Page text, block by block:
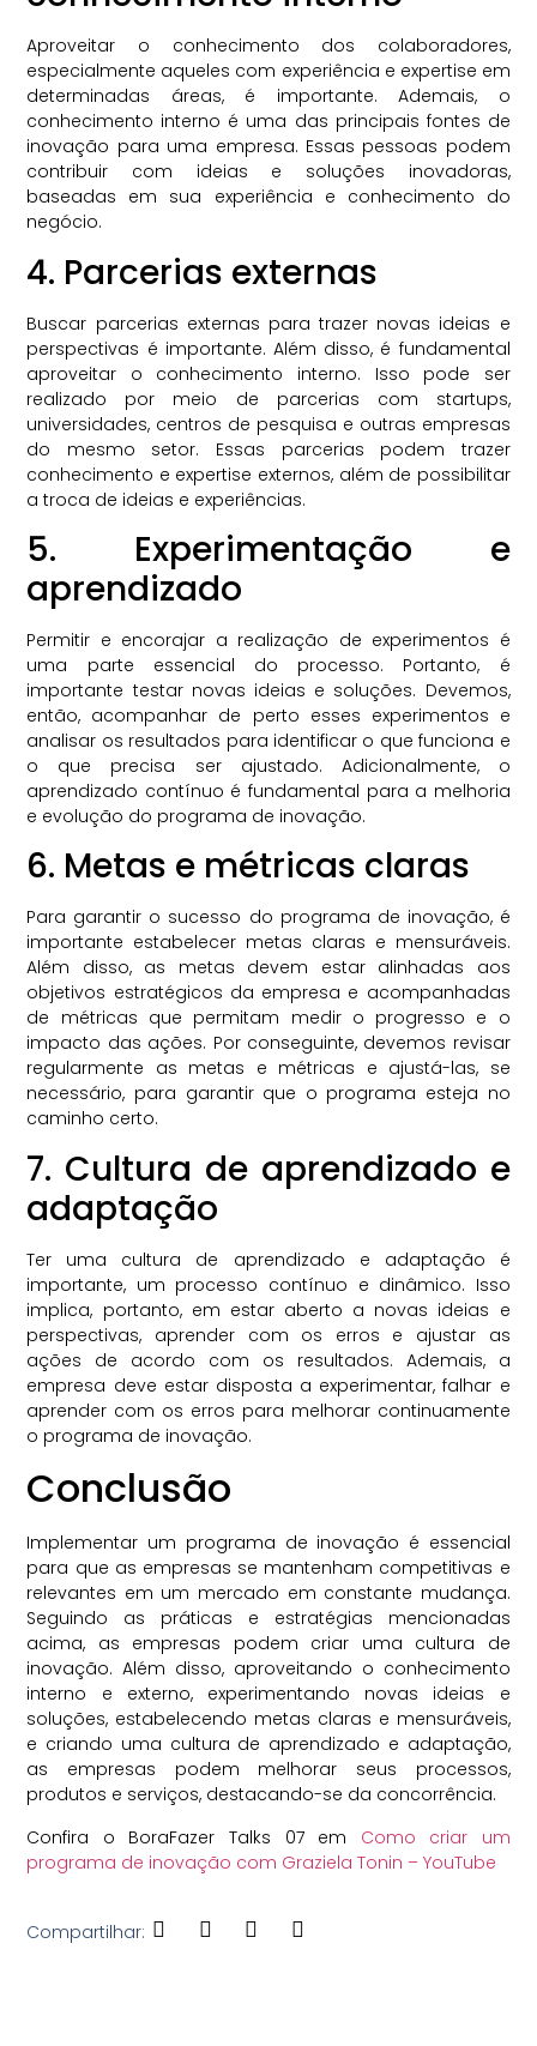
Aproveitar o conhecimento dos colaboradores,
especialmente aqueles com experiência e expertise em
determinadas áreas, é importante. Ademais, o
conhecimento interno é uma das principais fontes de
inovação para uma empresa. Essas pessoas podem
contribuir com ideias e soluções inovadoras,
baseadas em sua experiência e conhecimento do
negócio.
4. Parcerias externas
Buscar parcerias externas para trazer novas ideias e
perspectivas é importante. Além disso, é fundamental
aproveitar o conhecimento interno. Isso pode ser
realizado por meio de parcerias com startups,
universidades, centros de pesquisa e outras empresas
do mesmo setor. Essas parcerias podem trazer
conhecimento e expertise externos, além de possibilitar
a troca de ideias e experiências.
5. Experimentação e
aprendizado
Permitir e encorajar a realização de experimentos é
uma parte essencial do processo. Portanto, é
importante testar novas ideias e soluções. Devemos,
então, acompanhar de perto esses experimentos e
analisar os resultados para identificar o que funciona e
o que precisa ser ajustado. Adicionalmente, o
aprendizado contínuo é fundamental para a melhoria
e evolução do programa de inovação.
6. Metas e métricas claras
Para garantir o sucesso do programa de inovação, é
importante estabelecer metas claras e mensuráveis.
Além disso, as metas devem estar alinhadas aos
objetivos estratégicos da empresa e acompanhadas
de métricas que permitam medir o progresso e o
impacto das ações. Por conseguinte, devemos revisar
regularmente as metas e métricas e ajustá-las, se
necessário, para garantir que o programa esteja no
caminho certo.
7. Cultura de aprendizado e
adaptação
Ter uma cultura de aprendizado e adaptação é
importante, um processo contínuo e dinâmico. Isso
implica, portanto, em estar aberto a novas ideias e
perspectivas, aprender com os erros e ajustar as
ações de acordo com os resultados. Ademais, a
empresa deve estar disposta a experimentar, falhar e
aprender com os erros para melhorar continuamente
o programa de inovação.
Conclusão
Implementar um programa de inovação é essencial
para que as empresas se mantenham competitivas e
relevantes em um mercado em constante mudança.
Seguindo as práticas e estratégias mencionadas
acima, as empresas podem criar uma cultura de
inovação. Além disso, aproveitando o conhecimento
interno e externo, experimentando novas ideias e
soluções, estabelecendo metas claras e mensuráveis,
e criando uma cultura de aprendizado e adaptação,
as empresas podem melhorar seus processos,
produtos e serviços, destacando-se da concorrência.
Confira o BoraFazer Talks 07 em Como criar um
programa de inovação com Graziela Tonin – YouTube
Compartilhar: